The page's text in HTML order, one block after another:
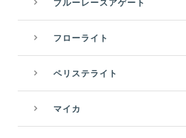
ブルーレースアゲート
フローライト
ペリステライト
マイカ